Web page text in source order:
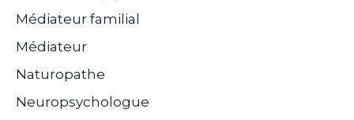
Médiateur familial
Médiateur
Naturopathe
Neuropsychologue